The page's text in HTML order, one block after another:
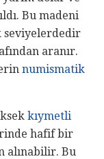
Bu madeni
seviyelerdedir
aranır.
numismatik
kıymetli
hafif bir
alınabilir. Bu